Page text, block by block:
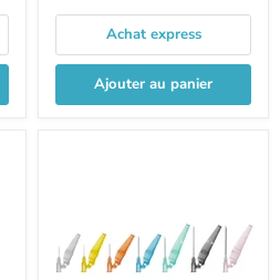
Achat express
Ajouter au panier